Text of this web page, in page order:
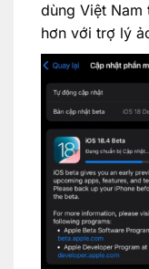
dùng Việt Nam
hơn với trợ lý